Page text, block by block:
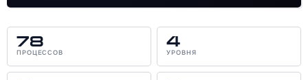
78
ПРОЦЕССОВ
4
УРОВНЯ